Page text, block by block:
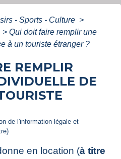
- Sports - Culture >
> Qui doit faire remplir une
à un touriste étranger ?
REMPLIR
DE
de l'information légale et
en location (à titre